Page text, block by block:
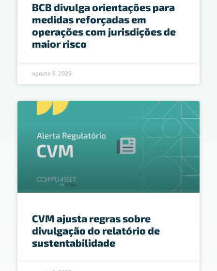
BCB divulga orientações para
medidas reforçadas em
operações com jurisdições de
maior risco
agosto 5, 2026
CVM ajusta regras sobre
divulgação do relatório de
sustentabilidade